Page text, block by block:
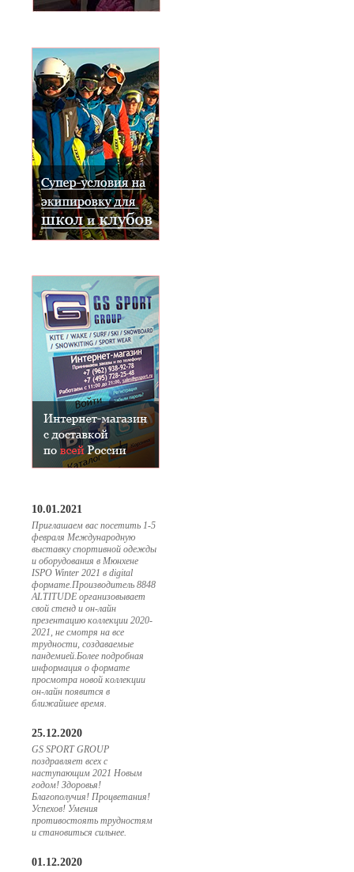
10.01.2021
Приглашаем вас посетить 1-5
февраля Международную
выставку спортивной одежды
и оборудования в Мюнхене
ISPO Winter 2021 в digital
формате.Производитель 8848
ALTITUDE организовывает
свой стенд и он-лайн
презентацию коллекции 2020-
2021, не смотря на все
трудности, создаваемые
пандемией.Более подробная
информация о формате
просмотра новой коллекции
он-лайн появится в
ближайшее время.
25.12.2020
GS SPORT GROUP
поздравляет всех с
наступающим 2021 Новым
годом! Здоровья!
Благополучия! Процветания!
Успехов! Умения
противостоять трудностям
и становиться сильнее.
01.12.2020